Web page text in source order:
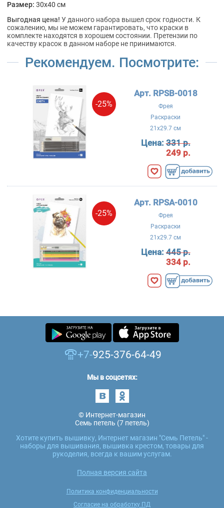
Размер: 30x40 см
Выгодная цена! У данного набора вышел срок годности. К
сожалению, мы не можем гарантировать, что краски в
комплекте находятся в хорошем состоянии. Претензии по
качеству красок в данном наборе не принимаются.
Рекомендуем. Посмотрите:
-25%
Арт. RPSB-0018
Фрея
Раскраски
21x29.7 см
Цена:331 р.
249 р.
-25%
Арт. RPSA-0010
Фрея
Раскраски
21x29.7 см
Цена:445 р.
334 р.
+7-925-376-64-49
Мы в соцсетях:
© Интернет-магазин
Семь петель (7 петель)
Хотите купить вышивку, Интернет магазин "Семь Петель" -
наборы для вышивания, вышивка крестом, товары для
рукоделия, всегда к вашим услугам.
Полная версия сайта
Политика конфиденциальности
Согласие на обработку ПД